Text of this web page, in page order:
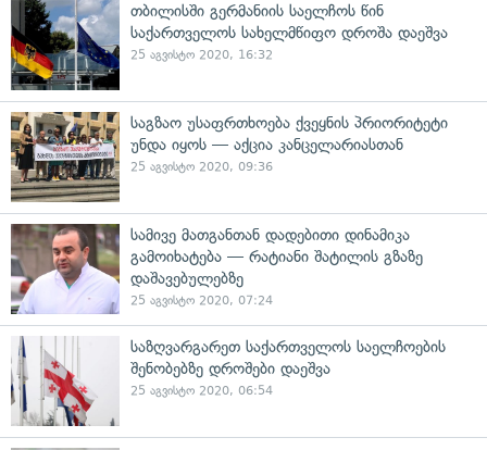
თბილისში გერმანიის საელჩოს წინ
საქართველოს სახელმწიფო დროშა დაეშვა
25 აგვისტო 2020, 16:32
საგზაო უსაფრთხოება ქვეყნის პრიორიტეტი
უნდა იყოს — აქცია კანცელარიასთან
25 აგვისტო 2020, 09:36
სამივე მათგანთან დადებითი დინამიკა
გამოიხატება — რატიანი შატილის გზაზე
დაშავებულებზე
25 აგვისტო 2020, 07:24
საზღვარგარეთ საქართველოს საელჩოების
შენობებზე დროშები დაეშვა
25 აგვისტო 2020, 06:54